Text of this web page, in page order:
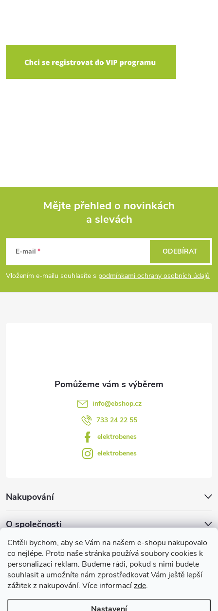
Chtěli bychom, aby se Vám na našem e-shopu nakupovalo
co nejlépe. Proto naše stránka používá soubory cookies k
personalizaci reklam. Budeme rádi, pokud s nimi budete
souhlasit a umožníte nám zprostředkovat Vám ještě lepší
zážitek z nakupování. Více informacízde.
p
a
Mějte přehled o novinkách
a slevách
E-mail
Vložením e-mailu souhlasíte s podmínkami ochrany osobních údajů
ODEBÍRAT
Nakupování
O společnosti
Facebook
info@ebshop.cz
733 24 22 55
elektrobenes
elektrobenes
Užitečné informace